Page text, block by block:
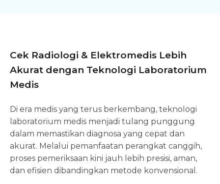
Cek Radiologi & Elektromedis Lebih
Akurat dengan Teknologi Laboratorium
Medis
Di era medis yang terus berkembang, teknologi
laboratorium medis menjadi tulang punggung
dalam memastikan diagnosa yang cepat dan
akurat. Melalui pemanfaatan perangkat canggih,
proses pemeriksaan kini jauh lebih presisi, aman,
dan efisien dibandingkan metode konvensional.